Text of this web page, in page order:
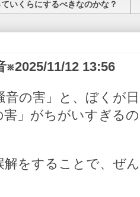
いくらにするべきなのかな？
11/12 13:56
の害」と、ぼくが日
」がちがいすぎるの
をすることで、ぜん